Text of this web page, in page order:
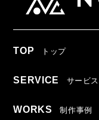
TOP トップ
SERVICE サービス
WORKS 制作事例